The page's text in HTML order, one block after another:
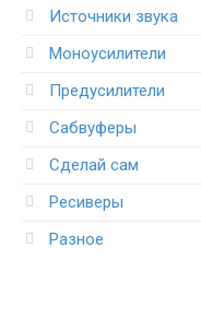
Источники звука
Моноусилители
Предусилители
Сабвуферы
Сделай сам
Ресиверы
Разное